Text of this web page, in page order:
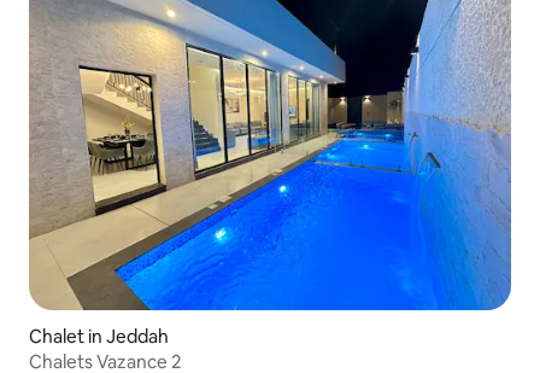
Chalet in Jeddah
Chalets Vazance 2